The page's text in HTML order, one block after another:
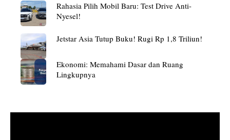
Rahasia Pilih Mobil Baru: Test Drive Anti-
Nyesel!
Jetstar Asia Tutup Buku! Rugi Rp 1,8 Triliun!
Ekonomi: Memahami Dasar dan Ruang
Lingkupnya